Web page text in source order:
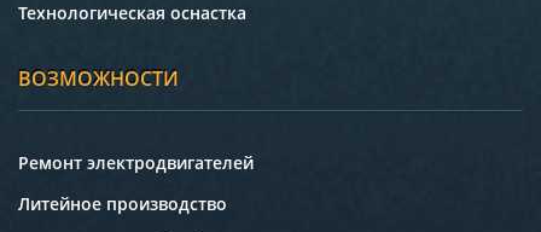
Технологическая оснастка
ВОЗМОЖНОСТИ
Ремонт электродвигателей
Литейное производство